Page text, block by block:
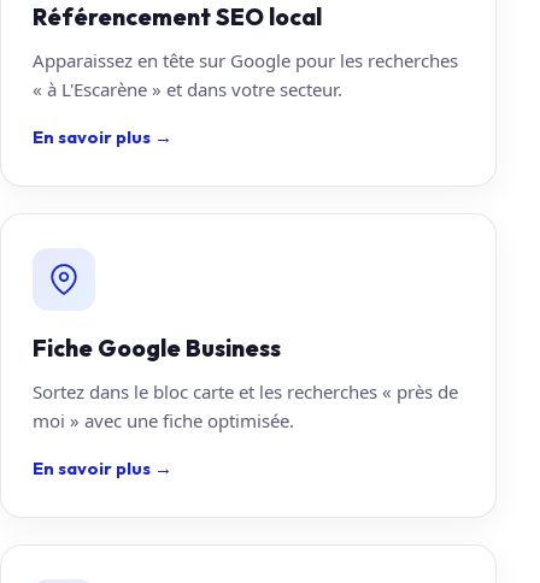
Référencement SEO local
Apparaissez en tête sur Google pour les recherches
« à L'Escarène » et dans votre secteur.
En savoir plus →
Fiche Google Business
Sortez dans le bloc carte et les recherches « près de
moi » avec une fiche optimisée.
En savoir plus →